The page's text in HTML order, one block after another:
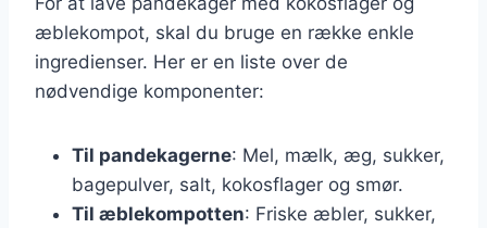
æblekompot, skal du bruge en række enkle
ingredienser. Her er en liste over de
nødvendige komponenter:
Til pandekagerne: Mel, mælk, æg, sukker,
bagepulver, salt, kokosflager og smør.
Til æblekompotten: Friske æbler, sukker,